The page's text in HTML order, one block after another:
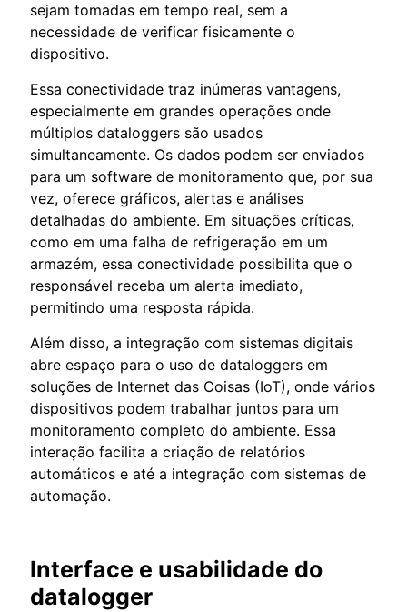
sejam tomadas em tempo real, sem a
necessidade de verificar fisicamente o
dispositivo.
Essa conectividade traz inúmeras vantagens,
especialmente em grandes operações onde
múltiplos dataloggers são usados
simultaneamente. Os dados podem ser enviados
para um software de monitoramento que, por sua
vez, oferece gráficos, alertas e análises
detalhadas do ambiente. Em situações críticas,
como em uma falha de refrigeração em um
armazém, essa conectividade possibilita que o
responsável receba um alerta imediato,
permitindo uma resposta rápida.
Além disso, a integração com sistemas digitais
abre espaço para o uso de dataloggers em
soluções de Internet das Coisas (IoT), onde vários
dispositivos podem trabalhar juntos para um
monitoramento completo do ambiente. Essa
interação facilita a criação de relatórios
automáticos e até a integração com sistemas de
automação.
Interface e usabilidade do
datalogger